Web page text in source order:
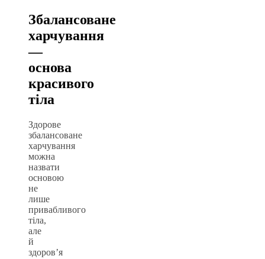
Збалансоване
харчування
—
основа
красивого
тіла
Здорове
збалансоване
харчування
можна
назвати
основою
не
лише
привабливого
тіла,
але
й
здоров’я